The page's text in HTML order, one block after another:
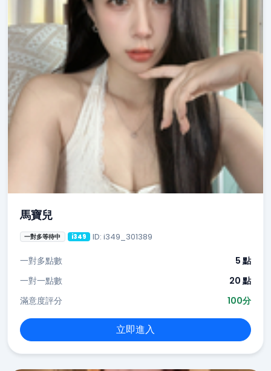
馬寶兒
一對多等待中 i349 ID: i349_301389
一對多點數
5 點
一對一點數
20 點
滿意度評分
100分
立即進入